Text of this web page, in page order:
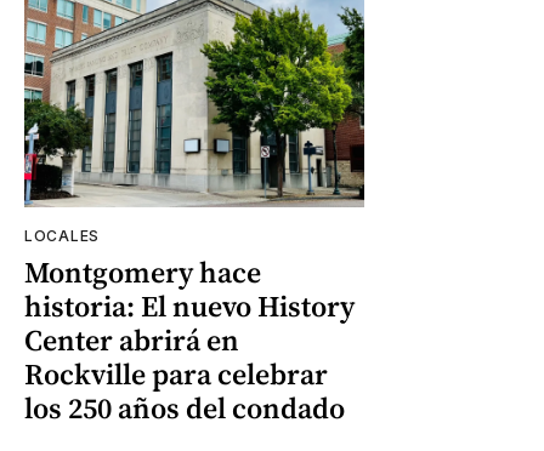
LOCALES
Montgomery hace
historia: El nuevo History
Center abrirá en
Rockville para celebrar
los 250 años del condado